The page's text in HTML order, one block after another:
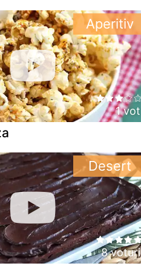
1 vot
Aperitiv
8 voturi
Desert